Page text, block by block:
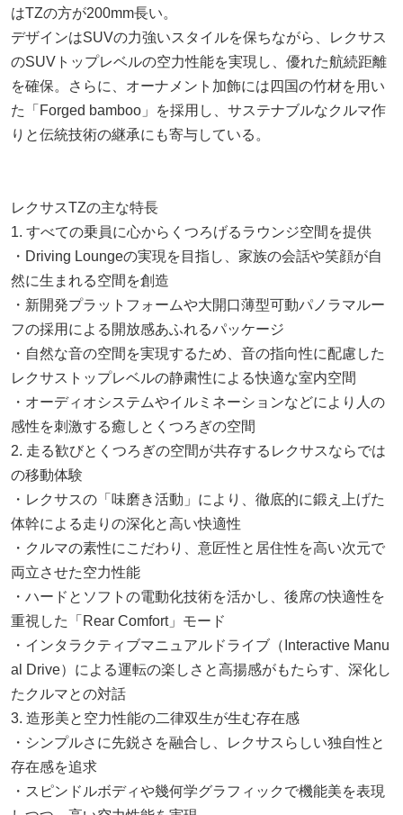
はTZの方が200mm長い。
デザインはSUVの力強いスタイルを保ちながら、レクサス
のSUVトップレベルの空力性能を実現し、優れた航続距離
を確保。さらに、オーナメント加飾には四国の竹材を用い
た「Forged bamboo」を採用し、サステナブルなクルマ作
りと伝統技術の継承にも寄与している。
レクサスTZの主な特長
1. すべての乗員に心からくつろげるラウンジ空間を提供
・Driving Loungeの実現を目指し、家族の会話や笑顔が自
然に生まれる空間を創造
・新開発プラットフォームや大開口薄型可動パノラマルー
フの採用による開放感あふれるパッケージ
・自然な音の空間を実現するため、音の指向性に配慮した
レクサストップレベルの静粛性による快適な室内空間
・オーディオシステムやイルミネーションなどにより人の
感性を刺激する癒しとくつろぎの空間
2. 走る歓びとくつろぎの空間が共存するレクサスならでは
の移動体験
・レクサスの「味磨き活動」により、徹底的に鍛え上げた
体幹による走りの深化と高い快適性
・クルマの素性にこだわり、意匠性と居住性を高い次元で
両立させた空力性能
・ハードとソフトの電動化技術を活かし、後席の快適性を
重視した「Rear Comfort」モード
・インタラクティブマニュアルドライブ（Interactive Manu
al Drive）による運転の楽しさと高揚感がもたらす、深化し
たクルマとの対話
3. 造形美と空力性能の二律双生が生む存在感
・シンプルさに先鋭さを融合し、レクサスらしい独自性と
存在感を追求
・スピンドルボディや幾何学グラフィックで機能美を表現